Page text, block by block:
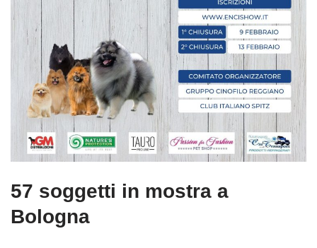
57 soggetti in mostra a
Bologna